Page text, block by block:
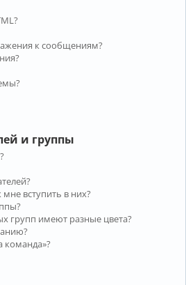
к сообщениям?
и группы
вступить в них?
групп имеют разные цвета?
команда»?